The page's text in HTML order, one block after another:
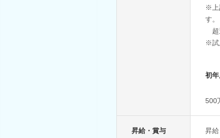
※上
す。
超
※試
初
500
昇給・賞与 昇